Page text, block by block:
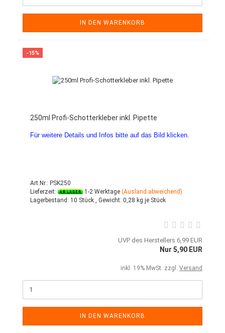
IN DEN WARENKORB
-15%
250ml Profi-Schotterkleber inkl. Pipette
Für weitere Details und Infos bitte auf das Bild klicken.
Art.Nr.: PSK250
Lieferzeit:
1-2 Werktage (Ausland abweichend)
Lagerbestand: 10 Stück , Gewicht: 0,28 kg je Stück
UVP des Herstellers 6,99 EUR
Nur 5,90 EUR
inkl. 19% MwSt. zzgl. Versand
IN DEN WARENKORB